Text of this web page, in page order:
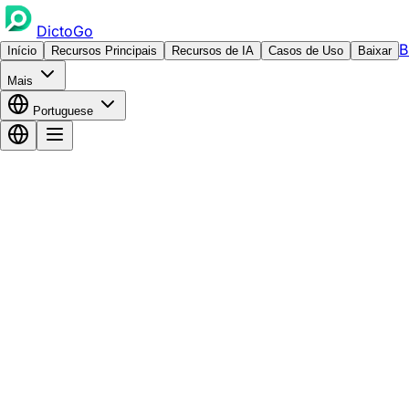
DictoGo
Início Recursos Principais Recursos de IA Casos de Uso Baixar
Mais
Portuguese